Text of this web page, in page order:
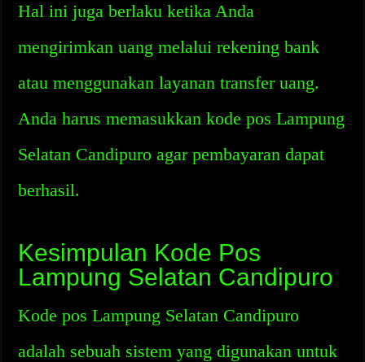
Hal ini juga berlaku ketika Anda
mengirimkan uang melalui rekening bank
atau menggunakan layanan transfer uang.
Anda harus memasukkan kode pos Lampung
Selatan Candipuro agar pembayaran dapat
berhasil.
Kesimpulan Kode Pos
Lampung Selatan Candipuro
Kode pos Lampung Selatan Candipuro
adalah sebuah sistem yang digunakan untuk